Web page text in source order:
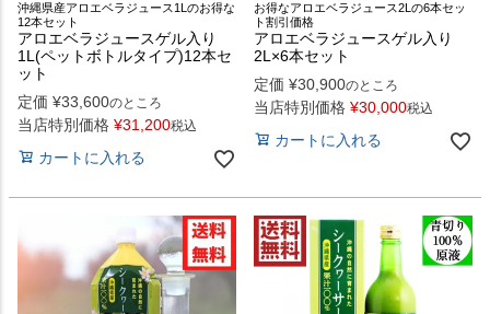
沖縄県産アロエベラジュース1Lのお得な
12本セット
アロエベラジュースゲル入り
1L(ペットボトルタイプ)12本セ
ット
定価 ¥33,600のところ
当店特別価格 ¥31,200税込
カートに入れる
お得なアロエベラジュース2Lの6本セッ
ト割引価格
アロエベラジュースゲル入り
2L×6本セット
定価 ¥30,900のところ
当店特別価格 ¥30,000税込
カートに入れる